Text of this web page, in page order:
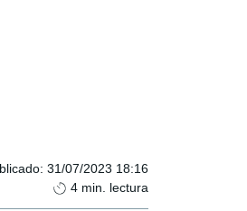
: 31/07/2023 18:16
4 min. lectura